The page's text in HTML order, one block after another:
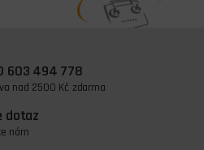
603 494 778
nad 2500 Kč zdarma
dotaz
nám